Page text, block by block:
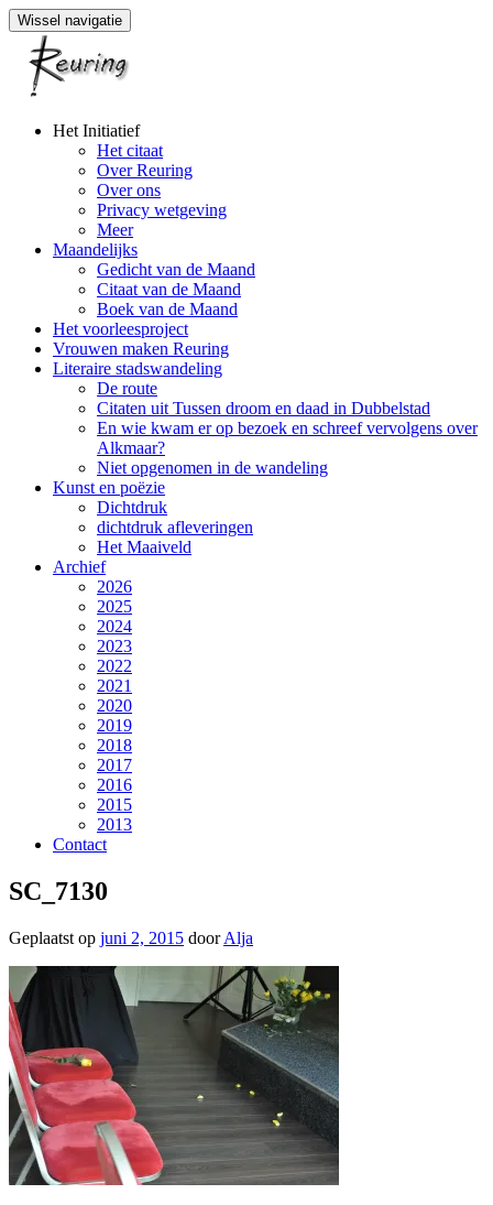
Wissel navigatie
Naar
Het Initiatief
Het citaat
Over Reuring
Over ons
Privacy wetgeving
Meer
Maandelijks
Gedicht van de Maand
Citaat van de Maand
Boek van de Maand
Het voorleesproject
Vrouwen maken Reuring
Literaire stadswandeling
De route
Citaten uit Tussen droom en daad in Dubbelstad
En wie kwam er op bezoek en schreef vervolgens over
Alkmaar?
Niet opgenomen in de wandeling
Kunst en poëzie
Dichtdruk
dichtdruk afleveringen
Het Maaiveld
Archief
2026
2025
2024
2023
2022
2021
2020
2019
2018
2017
2016
2015
2013
Contact
SC_7130
Geplaatst op juni 2, 2015 doorAlja